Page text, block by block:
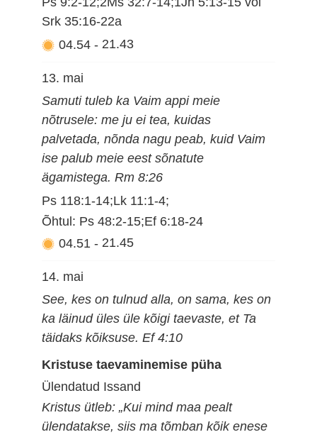
Srk 35:16-22a
04.54 - 21.43
13. mai
Samuti tuleb ka Vaim appi meie
nõtrusele: me ju ei tea, kuidas
palvetada, nõnda nagu peab, kuid Vaim
ise palub meie eest sõnatute
ägamistega. Rm 8:26
Ps 118:1-14;Lk 11:1-4;
Õhtul: Ps 48:2-15;Ef 6:18-24
04.51 - 21.45
14. mai
See, kes on tulnud alla, on sama, kes on
ka läinud üles üle kõigi taevaste, et Ta
täidaks kõiksuse. Ef 4:10
Kristuse taevaminemise püha
Ülendatud Issand
Kristus ütleb: „Kui mind maa pealt
ülendatakse, siis ma tõmban kõik enese